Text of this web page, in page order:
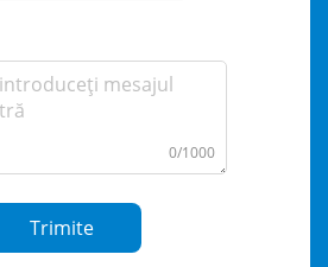
0/1000
Trimite